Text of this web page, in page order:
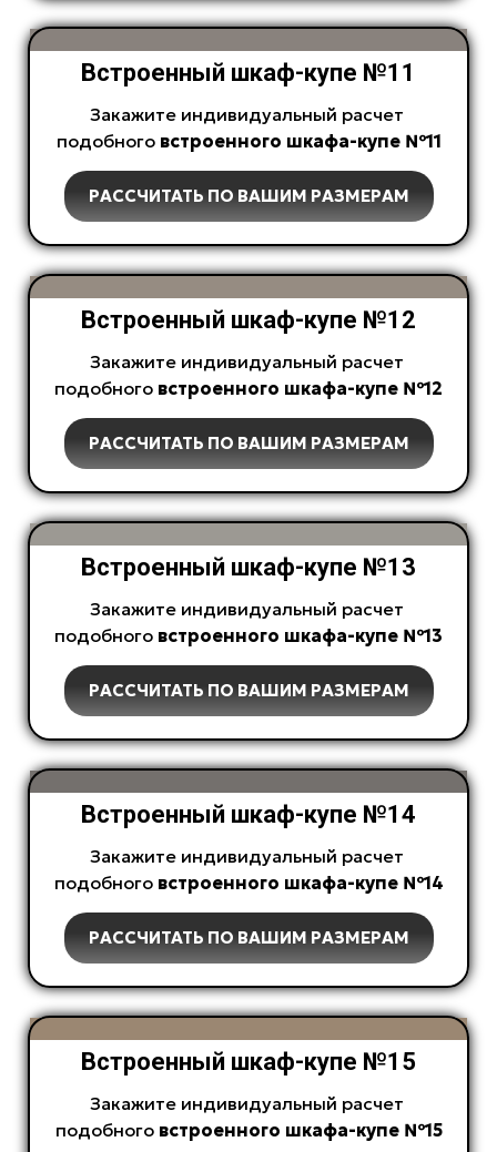
Встроенный шкаф-купе №11
Закажите индивидуальный расчет
подобного встроенного шкафа-купе №11
РАССЧИТАТЬ ПО ВАШИМ РАЗМЕРАМ
Встроенный шкаф-купе №12
Закажите индивидуальный расчет
подобного встроенного шкафа-купе №12
РАССЧИТАТЬ ПО ВАШИМ РАЗМЕРАМ
Встроенный шкаф-купе №13
Закажите индивидуальный расчет
подобного встроенного шкафа-купе №13
РАССЧИТАТЬ ПО ВАШИМ РАЗМЕРАМ
Встроенный шкаф-купе №14
Закажите индивидуальный расчет
подобного встроенного шкафа-купе №14
РАССЧИТАТЬ ПО ВАШИМ РАЗМЕРАМ
Встроенный шкаф-купе №15
Закажите индивидуальный расчет
подобного встроенного шкафа-купе №15